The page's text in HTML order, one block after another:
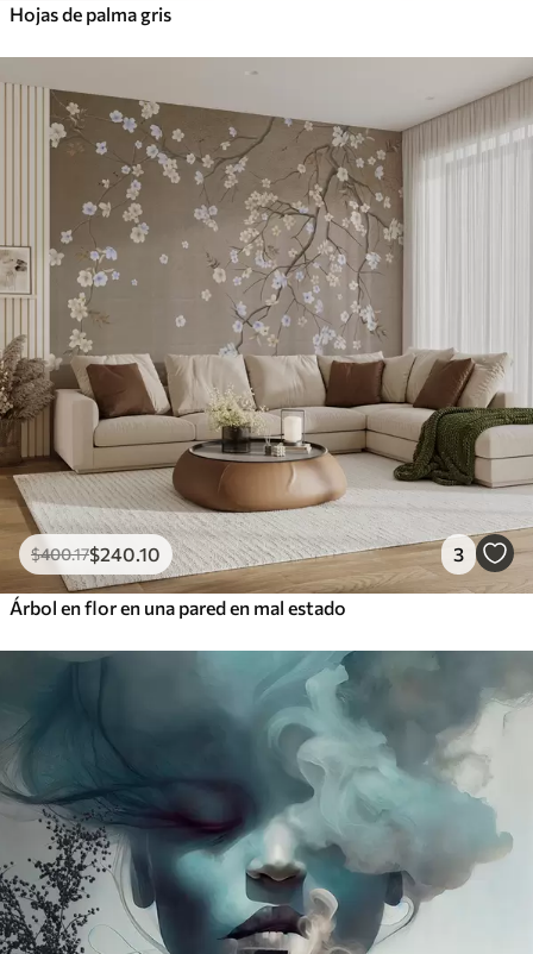
Hojas de palma gris
$400.17$240 .10 3
Árbol en flor en una pared en mal estado